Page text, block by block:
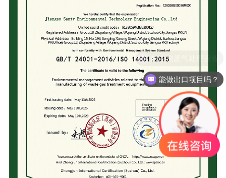
想咨询废气处理设备
能做出口项目吗？